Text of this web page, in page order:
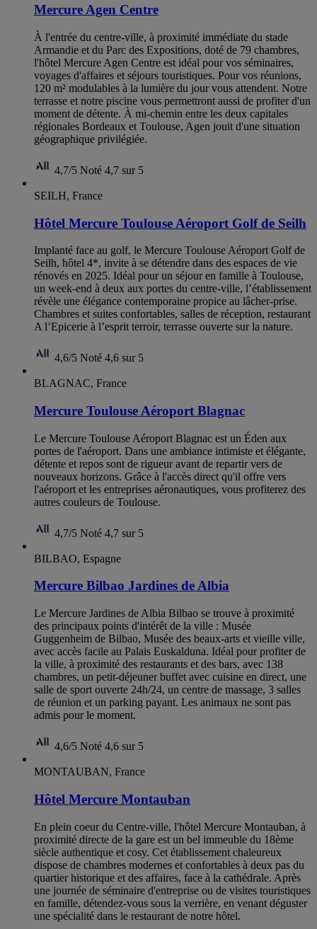
Mercure Agen Centre
À l'entrée du centre-ville, à proximité immédiate du stade
Armandie et du Parc des Expositions, doté de 79 chambres,
l'hôtel Mercure Agen Centre est idéal pour vos séminaires,
voyages d'affaires et séjours touristiques. Pour vos réunions,
120 m² modulables à la lumière du jour vous attendent. Notre
terrasse et notre piscine vous permettront aussi de profiter d'un
moment de détente. À mi-chemin entre les deux capitales
régionales Bordeaux et Toulouse, Agen jouit d'une situation
géographique privilégiée.
4,7/5 Noté 4,7 sur 5
SEILH, France
Hôtel Mercure Toulouse Aéroport Golf de Seilh
Implanté face au golf, le Mercure Toulouse Aéroport Golf de
Seilh, hôtel 4*, invite à se détendre dans des espaces de vie
rénovés en 2025. Idéal pour un séjour en famille à Toulouse,
un week-end à deux aux portes du centre-ville, l’établissement
révèle une élégance contemporaine propice au lâcher-prise.
Chambres et suites confortables, salles de réception, restaurant
A l’Epicerie à l’esprit terroir, terrasse ouverte sur la nature.
4,6/5 Noté 4,6 sur 5
BLAGNAC, France
Mercure Toulouse Aéroport Blagnac
Le Mercure Toulouse Aéroport Blagnac est un Éden aux
portes de l'aéroport. Dans une ambiance intimiste et élégante,
détente et repos sont de rigueur avant de repartir vers de
nouveaux horizons. Grâce à l'accès direct qu'il offre vers
l'aéroport et les entreprises aéronautiques, vous profiterez des
autres couleurs de Toulouse.
4,7/5 Noté 4,7 sur 5
BILBAO, Espagne
Mercure Bilbao Jardines de Albia
Le Mercure Jardines de Albia Bilbao se trouve à proximité
des principaux points d'intérêt de la ville : Musée
Guggenheim de Bilbao, Musée des beaux-arts et vieille ville,
avec accès facile au Palais Euskalduna. Idéal pour profiter de
la ville, à proximité des restaurants et des bars, avec 138
chambres, un petit-déjeuner buffet avec cuisine en direct, une
salle de sport ouverte 24h/24, un centre de massage, 3 salles
de réunion et un parking payant. Les animaux ne sont pas
admis pour le moment.
4,6/5 Noté 4,6 sur 5
MONTAUBAN, France
Hôtel Mercure Montauban
En plein coeur du Centre-ville, l'hôtel Mercure Montauban, à
proximité directe de la gare est un bel immeuble du 18ème
siècle authentique et cosy. Cet établissement chaleureux
dispose de chambres modernes et confortables à deux pas du
quartier historique et des affaires, face à la cathédrale. Après
une journée de séminaire d'entreprise ou de visites touristiques
en famille, détendez-vous sous la verrière, en venant déguster
une spécialité dans le restaurant de notre hôtel.